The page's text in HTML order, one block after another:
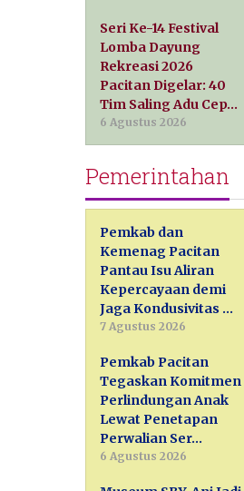
Seri Ke-14 Festival
Lomba Dayung
Rekreasi 2026
Pacitan Digelar: 40
Tim Saling Adu Cep…
6 Agustus 2026
Pemerintahan
Pemkab dan
Kemenag Pacitan
Pantau Isu Aliran
Kepercayaan demi
Jaga Kondusivitas …
7 Agustus 2026
Pemkab Pacitan
Tegaskan Komitmen
Perlindungan Anak
Lewat Penetapan
Perwalian Ser…
6 Agustus 2026